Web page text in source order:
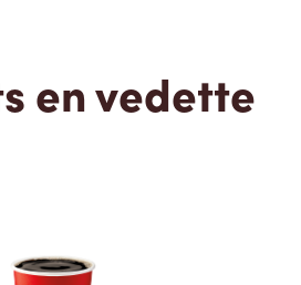
en vedette